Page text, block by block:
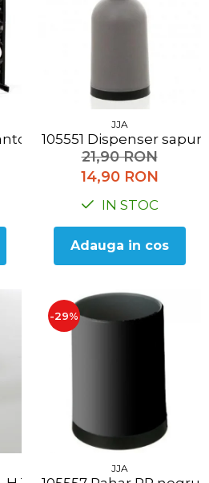
pantofi, 65x20x64 cm
JJA
105551 Dispenser
21,90 RON
14,90 RON
IN STOC
Adauga in cos
-29%
JJA